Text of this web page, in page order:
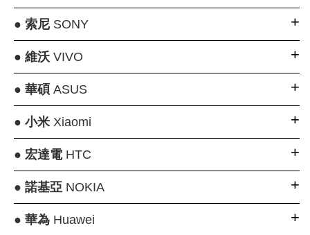
● 索尼SONY
● 維沃VIVO
● 華碩 ASUS
● 小米Xiaomi
● 宏達電HTC
● 諾基亞NOKIA
● 華為Huawei